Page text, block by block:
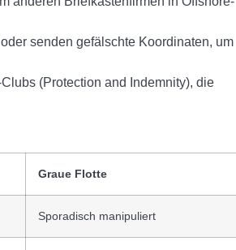
senden gefälschte Koordinaten, um
(Protection and Indemnity), die
Graue Flotte
Sporadisch manipuliert